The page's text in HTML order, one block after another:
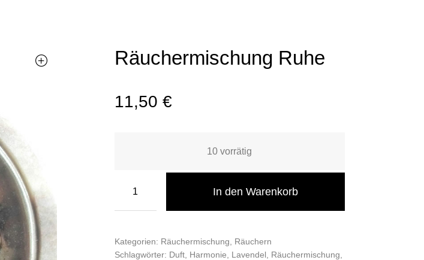
Räuchermischung Ruhe
11,50 €
10 vorrätig
In den Warenkorb
Kategorien: Räuchermischung
Räuchern
Schlagwörter: Duft, Harmonie Lavendel Räuchermischung